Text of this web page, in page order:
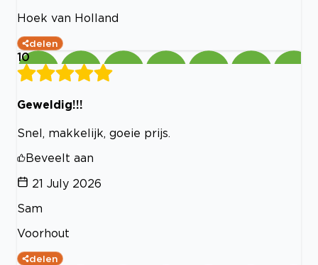
Hoek van Holland
delen
10
Geweldig!!!
Snel, makkelijk, goeie prijs.
Beveelt aan
21 July 2026
Sam
Voorhout
delen